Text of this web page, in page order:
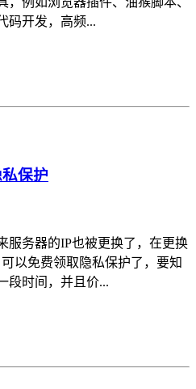
码开发，高频...
保护
服务器的IP也被更换了，在更换
以免费领取隐私保护了，要知
段时间，并且价...